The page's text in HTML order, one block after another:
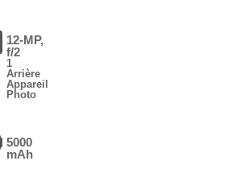
12-MP,
f/2
1
Arrière
Appareil
Photo
5000
mAh